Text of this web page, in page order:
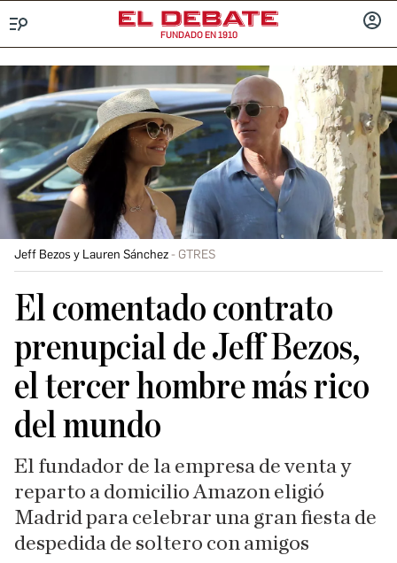
FUNDADO EN 1910
Jeff Bezos y Lauren Sánchez GTRES
El comentado contrato
prenupcial de Jeff Bezos,
el tercer hombre más rico
del mundo
El fundador de la empresa de venta y
reparto a domicilio Amazon eligió
Madrid para celebrar una gran fiesta de
despedida de soltero con amigos